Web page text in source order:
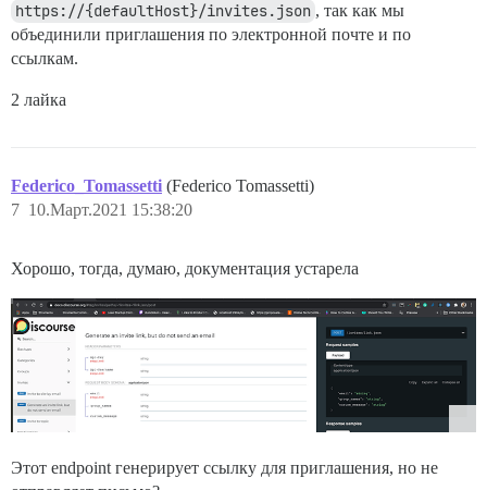
https://{defaultHost}/invites.json , так как мы
объединили приглашения по электронной почте и по
ссылкам.
2 лайка
Federico_Tomassetti (Federico Tomassetti)
10.Март.2021 15:38:20
7
Хорошо, тогда, думаю, документация устарела
Этот endpoint генерирует ссылку для приглашения, но не